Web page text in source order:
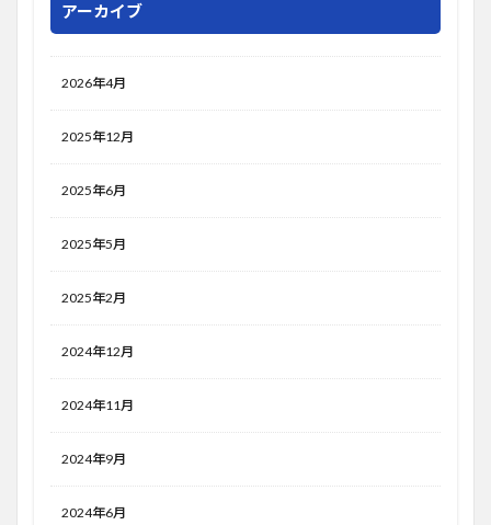
アーカイブ
2026年4月
2025年12月
2025年6月
2025年5月
2025年2月
2024年12月
2024年11月
2024年9月
2024年6月